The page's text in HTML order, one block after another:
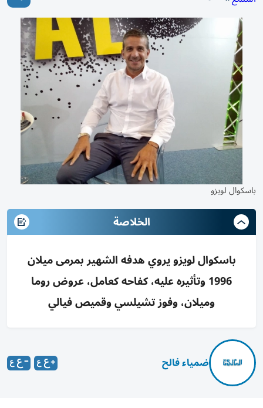
باسكوال لويزو
الخلاصة
باسكوال لويزو يروي هدفه الشهير بمرمى ميلان
1996 وتأثيره عليه، كفاحه كعامل، عروض روما
وميلان، وفوز تشيلسي وقميص فيالي
ضمياء فالح